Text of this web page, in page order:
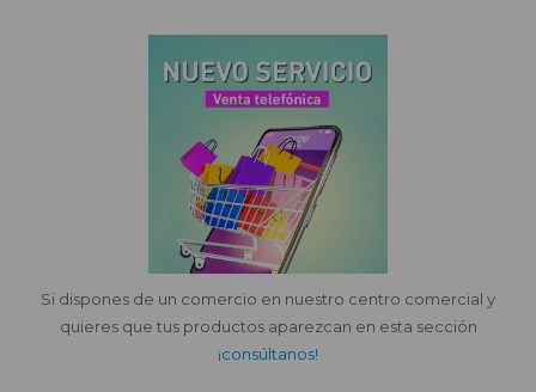
Si dispones de un comercio en nuestro centro comercial y
quieres que tus productos aparezcan en esta sección
¡consúltanos!